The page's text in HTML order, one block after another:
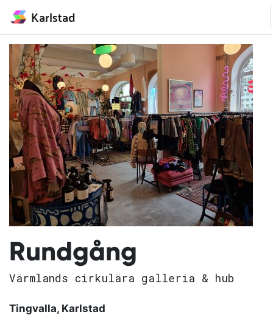
Karlstad
Rundgång
Värmlands cirkulära galleria & hub
Tingvalla, Karlstad